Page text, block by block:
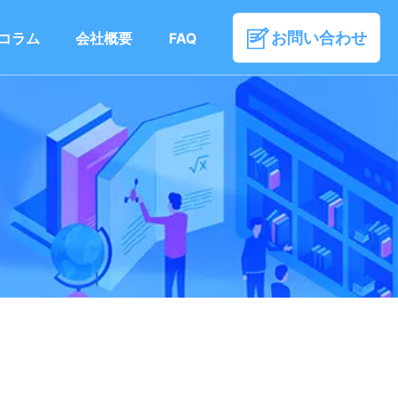
ラム 会社概要 FAQ お問い合わせ